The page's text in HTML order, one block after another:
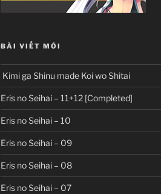
BÀI VIẾT MỚI
Kimi ga Shinu made Koi wo Shitai
Eris no Seihai – 11+12 [Completed]
Eris no Seihai – 10
Eris no Seihai – 09
Eris no Seihai – 08
Eris no Seihai – 07